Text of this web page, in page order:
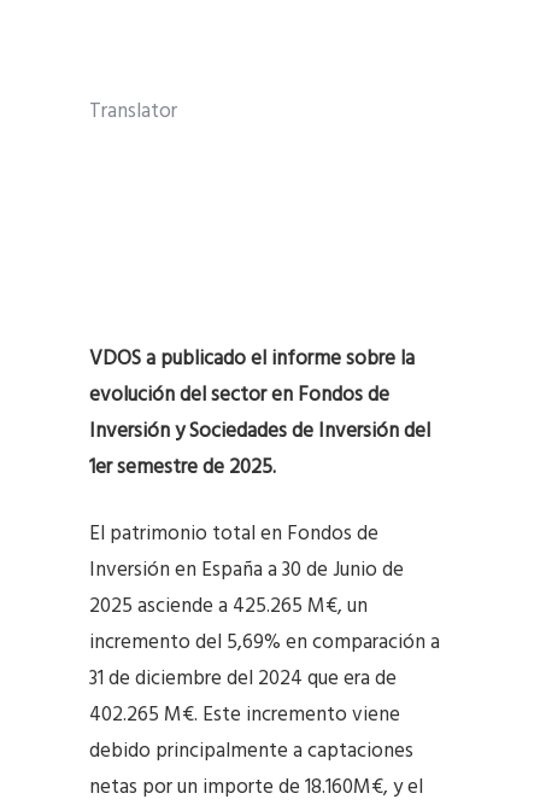
Translator
VDOS a publicado el informe sobre la
evolución del sector en Fondos de
Inversión y Sociedades de Inversión del
1er semestre de 2025.
El patrimonio total en Fondos de
Inversión en España a 30 de Junio de
2025 asciende a 425.265 M€, un
incremento del 5,69% en comparación a
31 de diciembre del 2024 que era de
402.265 M€. Este incremento viene
debido principalmente a captaciones
netas por un importe de 18.160M€, y el